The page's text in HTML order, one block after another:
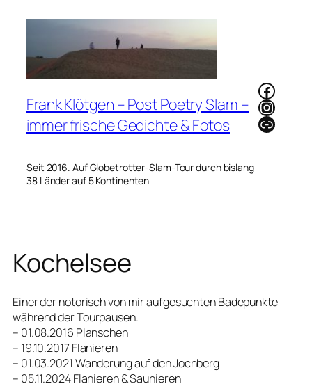
Frank Klötgen – Post Poetry Slam –
immer frische Gedichte & Fotos
Seit 2016. Auf Globetrotter-Slam-Tour durch bislang
38 Länder auf 5 Kontinenten
Link
Kochelsee
Einer der notorisch von mir aufgesuchten Badepunkte
während der Tourpausen.
– 01.08.2016 Planschen
– 19.10.2017 Flanieren
– 01.03.2021 Wanderung auf den Jochberg
– 05.11.2024 Flanieren & Saunieren